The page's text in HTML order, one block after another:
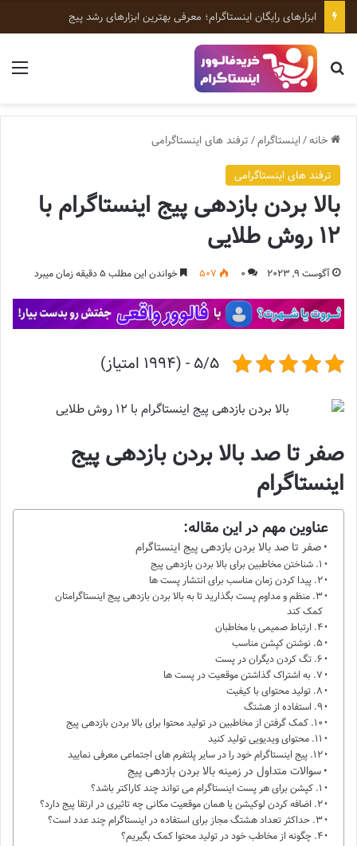
ابزارهای رایگان اینستاگرام؛ معرفی بهترین ابزارهای رشد پیج
جستجو برای
خانه/اینستاگرام/ترفند های اینستاگرامی
ترفند های اینستاگرامی
بالا بردن بازدهی پیج اینستاگرام با
12 روش طلایی
آگوست 9, 2023 0
507 خواندن این مطلب 5 دقیقه زمان میبرد
5/5 - (1994 امتیاز)
صفر تا صد بالا بردن بازدهی پیج
اینستاگرام
عناوین مهم در این مقاله:
صفر تا صد بالا بردن بازدهی پیج اینستاگرام
1. شناختن مخاطبین برای بالا بردن بازدهی پیج
2. پیدا کردن زمان مناسب برای انتشار پست ها
3. منظم و مداوم پست بگذارید تا به بالا بردن بازدهی پیج اینستاگرامتان
کمک کند
4. ارتباط صمیمی با مخاطبان
5. نوشتن کپشن مناسب
6. تگ کردن دیگران در پست
7. به اشتراک گذاشتن موقعیت در پست ها
8. تولید محتوای با کیفیت
9. استفاده از هشتگ
10. کمک گرفتن از مخاطبین در تولید محتوا برای بالا بردن بازدهی پیج
11. محتوای ویدیویی تولید کنید
12. پیج اینستاگرام خود را در سایر پلتفرم های اجتماعی معرفی نمایید
سوالات متداول در زمینه بالا بردن بازدهی پیج
1. کپشن برای هر پست اینستاگرام می تواند چند کاراکتر باشد؟
2. اضافه کردن لوکیشن یا همان موقعیت مکانی چه تاثیری در ارتقا پیج دارد؟
3. حداکثر تعداد هشتگ مجاز برای استفاده در اینستاگرام چند عدد است؟
4. چگونه از مخاطب خود در تولید محتوا کمک بگیریم؟